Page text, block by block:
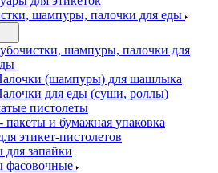
шампуры, палочки для еды
шампуры, палочки для
(шампуры) для шашлыка
для еды (суши, роллы)
пистолеты
пакеты и бумажная упаковка
этикет-пистолетов
для запайки
фасовочные